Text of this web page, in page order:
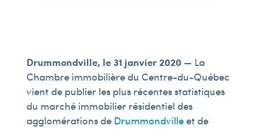
Drummondville, le 31 janvier 2020— La
Chambre immobilière du Centre-du-Québec
vient de publier les plus récentes statistiques
du marché immobilier résidentiel des
agglomérations de Drummondvilleet de